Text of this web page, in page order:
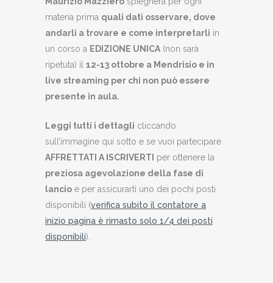
materia prima quali dati osservare, dove
andarli a trovare e come interpretarli in
un corso a EDIZIONE UNICA (non sarà
ripetuta) il 12-13 ottobre a Mendrisio e in
live streaming per chi non può essere
presente in aula.
Leggi tutti i dettagli cliccando
sull’immagine qui sotto e se vuoi partecipare
AFFRETTATI A ISCRIVERTI
per ottenere la
preziosa agevolazione della fase di
lancio e per assicurarti uno dei pochi posti
disponibili (verifica subito il contatore a
inizio pagina è rimasto solo 1/4 dei posti
disponibili).